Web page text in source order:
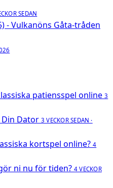
SEDAN
- Vulkanöns Gåta-tråden
patiensspel online 3
Din Dator 3 VECKOR SEDAN ·
kortspel online? 4
ni nu för tiden? 4 VECKOR